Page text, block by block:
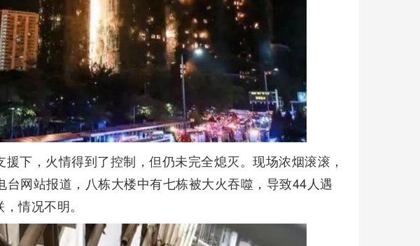
下，火情得到了控制，但仍未完全熄灭。现场浓烟滚滚，
网站报道，八栋大楼中有七栋被大火吞噬，导致44人遇
情况不明。